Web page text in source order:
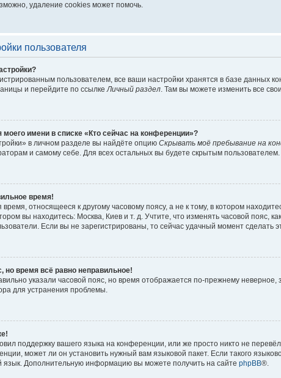
удаление cookies может помочь.
пользователя
пользователем, все ваши настройки хранятся в базе данных
и перейдите по ссылкеЛичный раздел. Там вы можете изменить все
моего имени в списке «Кто сейчас на конференции»?
в личном разделе вы найдёте опцию Скрывать моё пребывание на
и самому себе. Для всех остальных вы будете скрытым пользователем.
время!
относящееся к другому часовому поясу, а не к тому, в котором
вы находитесь: Москва, Киев и т. д. Учтите, что изменять часовой пояс,
Если вы не зарегистрированы, то сейчас удачный момент сделать
но время всё равно неправильное!
указали часовой пояс, но время отображается по-прежнему неверное,
для устранения проблемы.
поддержку вашего языка на конференции, или же просто никто не
может ли он установить нужный вам языковой пакет. Если такого
язык. Дополнительную информацию вы можете получить на сайте phpBB®.